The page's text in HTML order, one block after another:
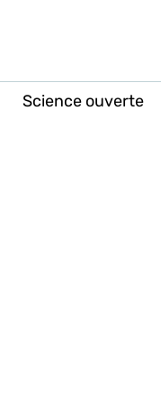
Science ouverte